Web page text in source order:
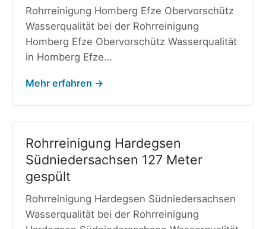
Rohrreinigung Homberg Efze Obervorschütz
Wasserqualität bei der Rohrreinigung
Homberg Efze Obervorschütz Wasserqualität
in Homberg Efze…
Mehr erfahren →
Rohrreinigung Hardegsen
Südniedersachsen 127 Meter
gespült
Rohrreinigung Hardegsen Südniedersachsen
Wasserqualität bei der Rohrreinigung